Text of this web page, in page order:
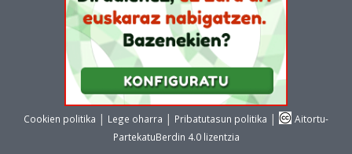
Cookien politika | Lege oharra | Pribatutasun politika |
Aitortu-
PartekatuBerdin 4.0 lizentzia